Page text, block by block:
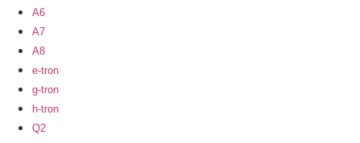
A6
A7
A8
e-tron
g-tron
h-tron
Q2